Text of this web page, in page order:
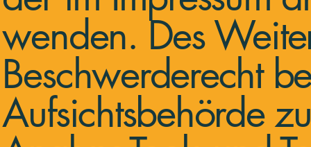
wenden. Des
Beschwerderecht
Aufsichtsbehörde